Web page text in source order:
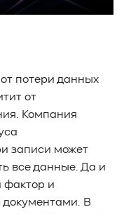
потери данных
от
Компания
записи может
все данные. Да и
фактор и
документами. В